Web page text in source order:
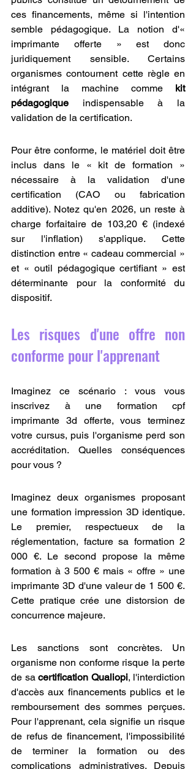
ces financements, même si l'intention
semble pédagogique. La notion d'«
imprimante offerte » est donc
juridiquement sensible. Certains
organismes contournent cette règle en
intégrant la machine comme kit
pédagogique indispensable à la
validation de la certification.
Pour être conforme, le matériel doit être
inclus dans le « kit de formation »
nécessaire à la validation d'une
certification (CAO ou fabrication
additive). Notez qu'en 2026, un reste à
charge forfaitaire de 103,20 € (indexé
sur l'inflation) s'applique. Cette
distinction entre « cadeau commercial »
et « outil pédagogique certifiant » est
déterminante pour la conformité du
dispositif.
Les risques d'une offre non
conforme pour l'apprenant
Imaginez ce scénario : vous vous
inscrivez à une formation cpf
imprimante 3d offerte, vous terminez
votre cursus, puis l'organisme perd son
accréditation. Quelles conséquences
pour vous ?
Imaginez deux organismes proposant
une formation impression 3D identique.
Le premier, respectueux de la
réglementation, facture sa formation 2
000 €. Le second propose la même
formation à 3 500 € mais « offre » une
imprimante 3D d'une valeur de 1 500 €.
Cette pratique crée une distorsion de
concurrence majeure.
Les sanctions sont concrètes. Un
organisme non conforme risque la perte
de sa certification Qualiopi, l'interdiction
d'accès aux financements publics et le
remboursement des sommes perçues.
Pour l'apprenant, cela signifie un risque
de refus de financement, l'impossibilité
de terminer la formation ou des
complications administratives. Depuis